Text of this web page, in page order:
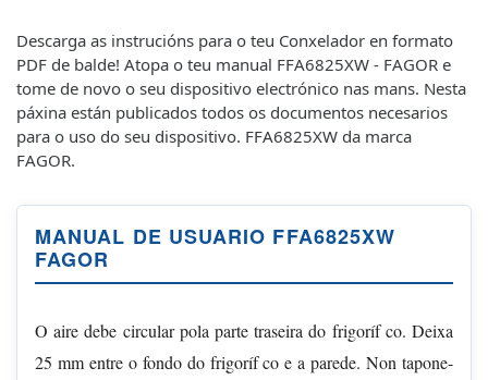
Descarga as instrucións para o teu Conxelador en formato
PDF de balde! Atopa o teu manual FFA6825XW - FAGOR e
tome de novo o seu dispositivo electrónico nas mans. Nesta
páxina están publicados todos os documentos necesarios
para o uso do seu dispositivo. FFA6825XW da marca
FAGOR.
MANUAL DE USUARIO FFA6825XW
FAGOR
O aire debe circular pola parte traseira do frigoríf co. Deixa
25 mm entre o fondo do frigoríf co e a parede. Non tapone-